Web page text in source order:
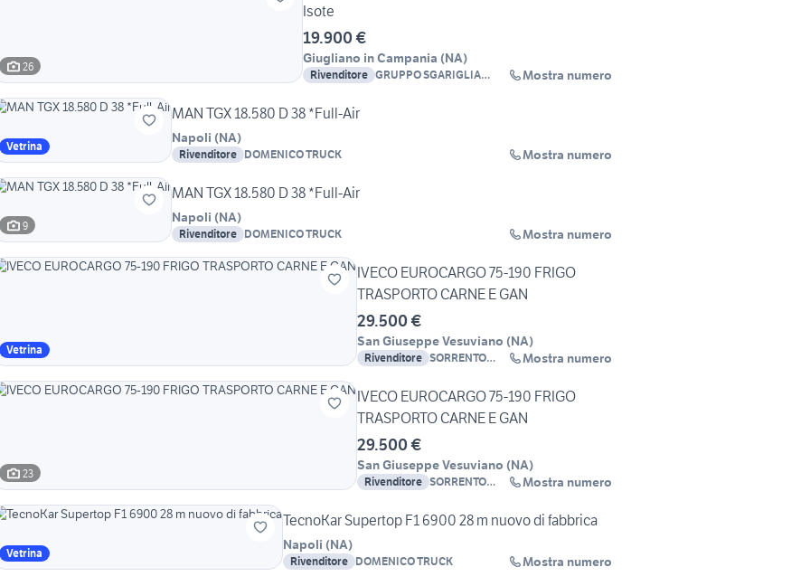
26
Isote
19.900 €
Giugliano in Campania (NA)
Rivenditore GRUPPO SGARIGLIA
Mostra numero
Vetrina
MAN TGX 18.580 D 38 *Full-Air
Napoli (NA)
Rivenditore DOMENICO TRUCK Mostra numero
9
MAN TGX 18.580 D 38 *Full-Air
Napoli (NA)
Rivenditore DOMENICO TRUCK Mostra numero
Vetrina
IVECO EUROCARGO 75-190 FRIGO
TRASPORTO CARNE E GAN
29.500 €
San Giuseppe Vesuviano (NA)
Rivenditore SORRENTO
Mostra numero
23
IVECO EUROCARGO 75-190 FRIGO
TRASPORTO CARNE E GAN
29.500 €
San Giuseppe Vesuviano (NA)
Rivenditore SORRENTO
Mostra numero
Vetrina
TecnoKar Supertop F1 6900 28 m nuovo di fabbrica
Napoli (NA)
Rivenditore DOMENICO TRUCK Mostra numero